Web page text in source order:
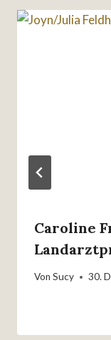
Caroline
Von Sucy 30.